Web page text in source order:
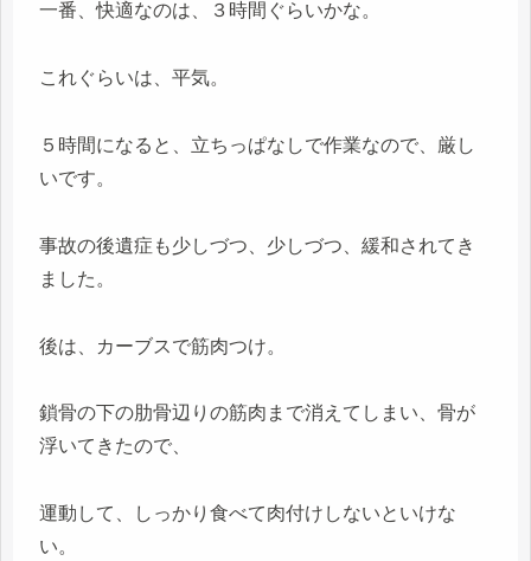
一番、快適なのは、３時間ぐらいかな。
これぐらいは、平気。
５時間になると、立ちっぱなしで作業なので、厳し
いです。
事故の後遺症も少しづつ、少しづつ、緩和されてき
ました。
後は、カーブスで筋肉つけ。
鎖骨の下の肋骨辺りの筋肉まで消えてしまい、骨が
浮いてきたので、
運動して、しっかり食べて肉付けしないといけな
い。